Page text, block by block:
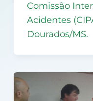
Comissão
Acidentes
Dourados/MS.